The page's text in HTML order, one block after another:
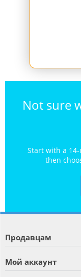
Not sure
Start with a
then
Продавцам
Мой аккаунт